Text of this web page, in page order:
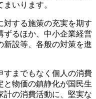
いります。
する施策の充実を期す
ずるほか、中小企業経営
新設等、各般の対策を進
までもなく個人の消費
と物価の鎮静化が国民生
計の消費活動に、堅実な